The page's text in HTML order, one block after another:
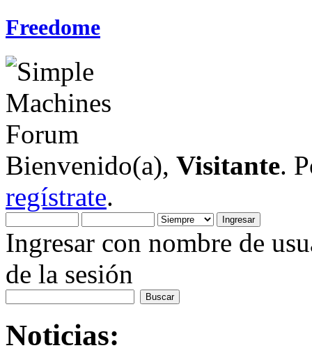
Freedome
Bienvenido(a), Visitante.
regístrate.
Ingresar con nombre de
de la sesión
Noticias: